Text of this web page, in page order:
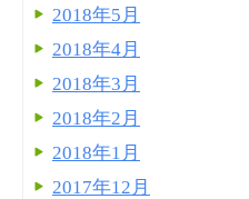
2018年5月
2018年4月
2018年3月
2018年2月
2018年1月
2017年12月